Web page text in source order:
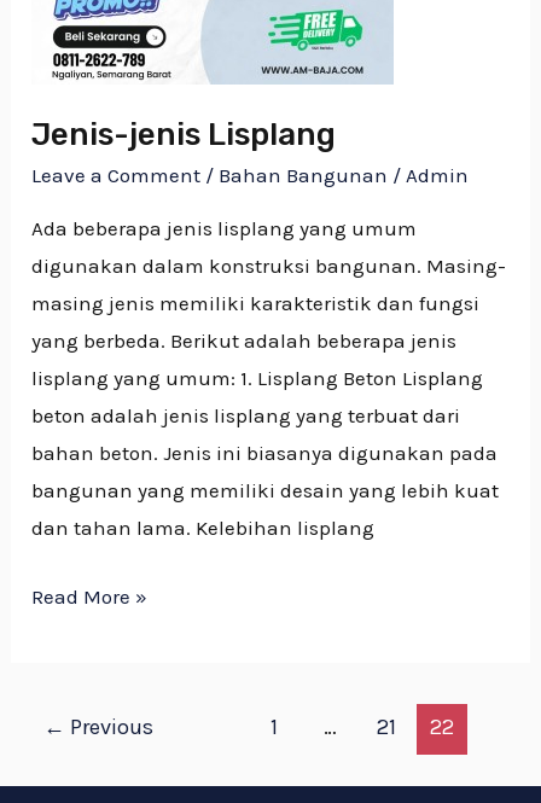
Jenis-jenis Lisplang
Leave a Comment / Bahan Bangunan /Admin
Ada beberapa jenis lisplang yang umum
digunakan dalam konstruksi bangunan. Masing-
masing jenis memiliki karakteristik dan fungsi
yang berbeda. Berikut adalah beberapa jenis
lisplang yang umum: 1. Lisplang Beton Lisplang
beton adalah jenis lisplang yang terbuat dari
bahan beton. Jenis ini biasanya digunakan pada
bangunan yang memiliki desain yang lebih kuat
dan tahan lama. Kelebihan lisplang
Read More »
← Previous 1 … 21 22